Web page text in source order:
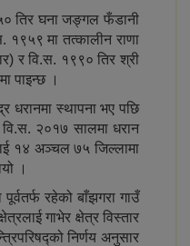
तिर घना जङ्गल फँडानी
१९५९ मा तत्कालीन राणा
र वि.स. १९९० तिर श्री
पाइन्छ ।
धरानमा स्थापना भए पछि
२०१७ सालमा धरान
१४ अञ्चल ७५ जिल्लामा
।
रहेको बाँझगरा गाउँ
गाभेर क्षेत्र विस्तार
निर्णय अनुसार